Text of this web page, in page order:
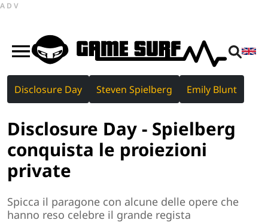
ADV
Disclosure Day Steven Spielberg Emily Blunt
Disclosure Day - Spielberg
conquista le proiezioni
private
Spicca il paragone con alcune delle opere che
hanno reso celebre il grande regista